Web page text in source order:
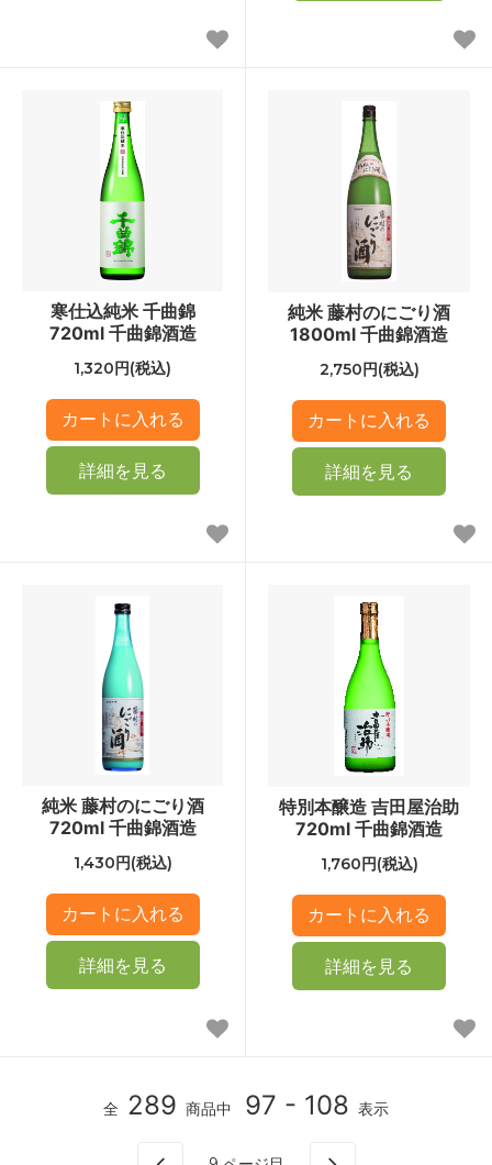
寒仕込純米 千曲錦
720ml 千曲錦酒造
1,320円(税込)
詳細を見る
純米 藤村のにごり酒
1800ml 千曲錦酒造
2,750円(税込)
詳細を見る
純米 藤村のにごり酒
720ml 千曲錦酒造
1,430円(税込)
詳細を見る
特別本醸造 吉田屋治助
720ml 千曲錦酒造
1,760円(税込)
詳細を見る
全 289 商品中 97 - 108 表示